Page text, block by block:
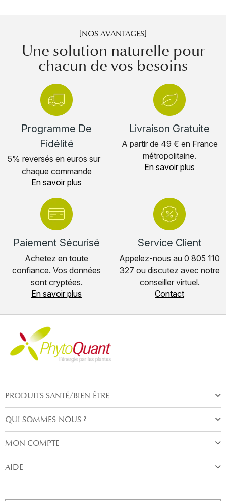
[NOS AVANTAGES]
Une solution naturelle pour
chacun de vos besoins
Programme De
Fidélité
5% reversés en euros sur
chaque commande
En savoir plus
Livraison Gratuite
A partir de 49 € en France
métropolitaine.
En savoir plus
Paiement Sécurisé
Achetez en toute
confiance. Vos données
sont cryptées.
En savoir plus
Service Client
Appelez-nous au 0 805 110
327 ou discutez avec notre
conseiller virtuel.
Contact
PRODUITS SANTÉ/BIEN-ÊTRE
QUI SOMMES-NOUS ?
MON COMPTE
AIDE